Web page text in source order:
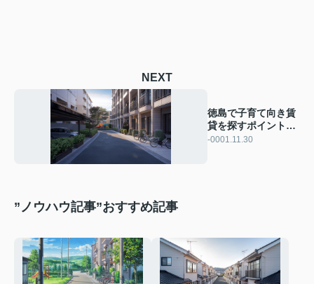
NEXT
徳島で子育て向き賃
貸を探すポイント
は？家族に合う物件
-0001.11.30
”ノウハウ記事”おすすめ記事